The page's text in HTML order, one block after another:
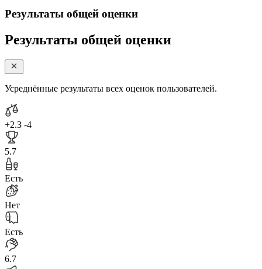
Результаты общей оценки
Результаты общей оценки
Усреднённые результаты всех оценок пользователей.
+2.3 -4
5.7
Есть
Нет
Есть
6.7